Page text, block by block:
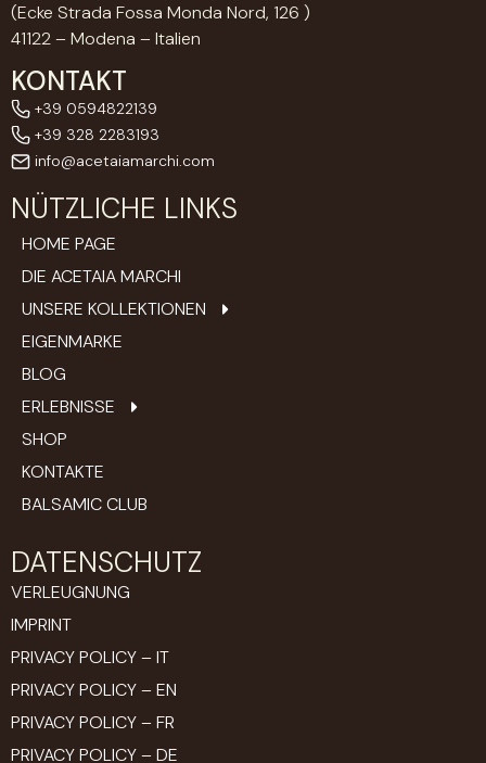
(Ecke Strada Fossa Monda Nord, 126 )
41122 – Modena – Italien
KONTAKT
+39 0594822139
+39 328 2283193
info@acetaiamarchi.com
NÜTZLICHE LINKS
HOME PAGE
DIE ACETAIA MARCHI
UNSERE KOLLEKTIONEN
EIGENMARKE
BLOG
ERLEBNISSE
SHOP
KONTAKTE
BALSAMIC CLUB
DATENSCHUTZ
VERLEUGNUNG
IMPRINT
PRIVACY POLICY – IT
PRIVACY POLICY – EN
PRIVACY POLICY – FR
PRIVACY POLICY – DE